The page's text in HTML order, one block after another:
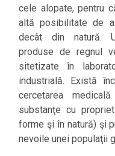
cele alopate, pentru
altă posibilitate de a
decât din natură.
produse de regnul
sitetizate în
industrială. Există
cercetarea
substanţe cu
forme şi în natură) şi
nevoile unei populaţii